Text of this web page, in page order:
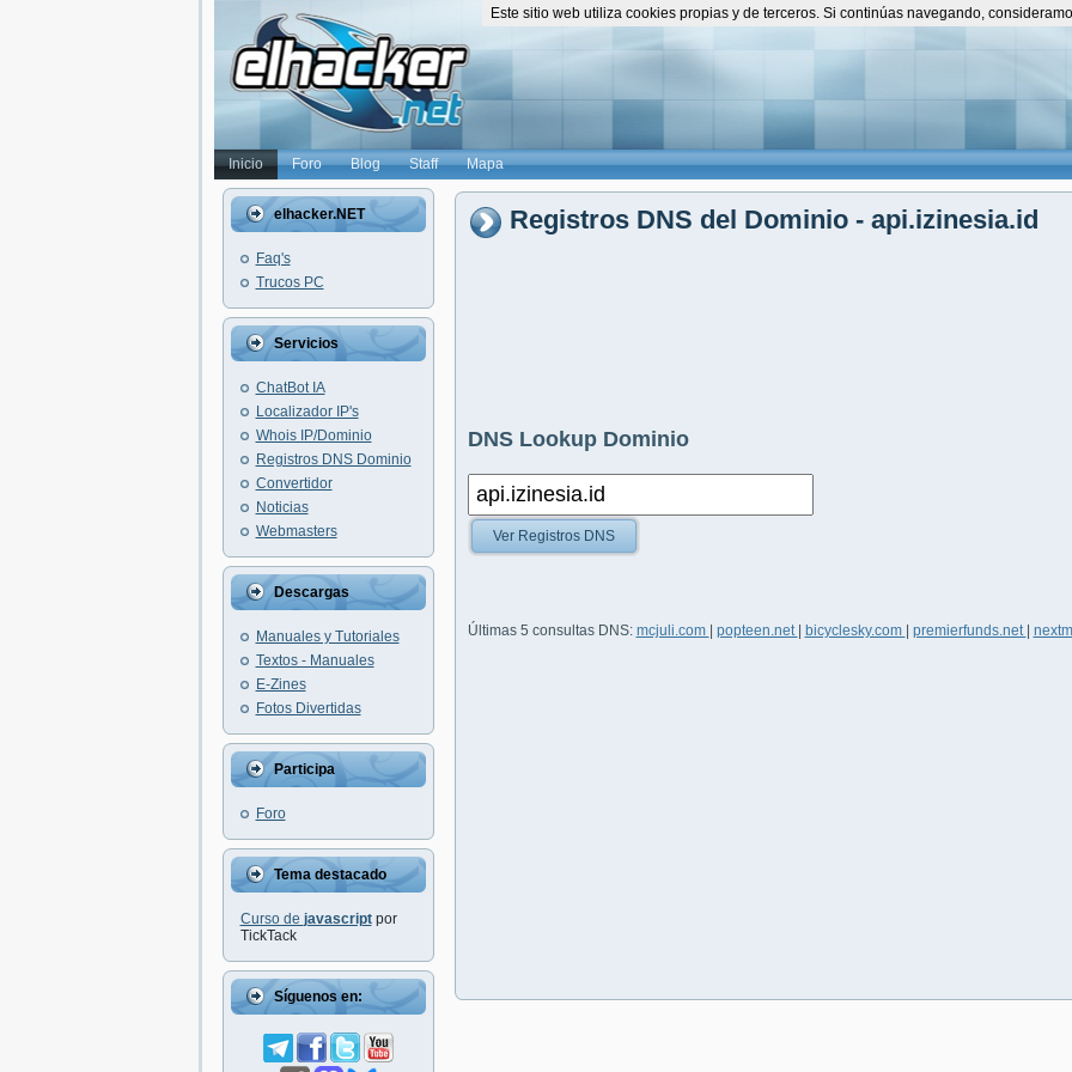
Inicio Foro Blog Staff Mapa
elhacker.NET
Faq's
Trucos PC
Servicios
ChatBot IA
Localizador IP's
Whois IP/Dominio
Registros DNS Dominio
Convertidor
Noticias
Webmasters
Descargas
Manuales y Tutoriales
Textos - Manuales
E-Zines
Fotos Divertidas
Participa
Foro
Tema destacado
Curso de javascriptpor
TickTack
Síguenos en:
Registros DNS del Dominio - api.izinesia.id
DNS Lookup Dominio
Ver Registros DNS
Últimas 5 consultas DNS: mcjuli.com popteen.net bicyclesky.com premierfunds.net
Este sitio web utiliza cookies propias y de terceros. Si continúas navegando,